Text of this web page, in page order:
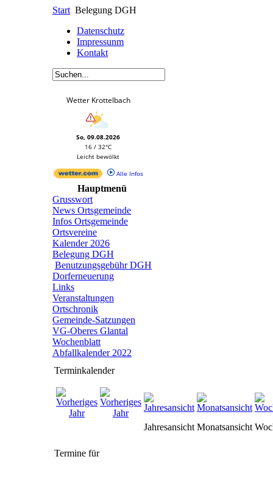
Start Belegung DGH
Datenschutz
Impressunm
Kontakt
Wetter Krottelbach
So, 09.08.2026
16 / 32°C
Leicht bewölkt
Alle Infos
Hauptmenü
Grusswort
News Ortsgemeinde
Infos Ortsgemeinde
Ortsvereine
Kalender 2026
Belegung DGH
Benutzungsgebühr DGH
Dorferneuerung
Links
Veranstaltungen
Ortschronik
Gemeinde-Satzungen
VG-Oberes Glantal
Wochenblatt
Abfallkalender 2022
Terminkalender
Jahresansicht Monatsansicht
Termine für